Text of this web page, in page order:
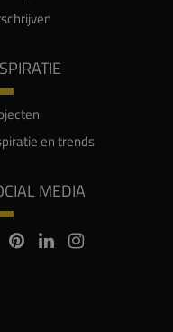
en trends
MEDIA